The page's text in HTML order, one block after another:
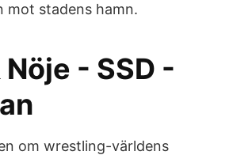
mot stadens hamn.
- SSD -
om wrestling-världens